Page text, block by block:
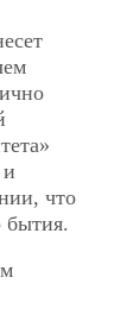
что
бытия.